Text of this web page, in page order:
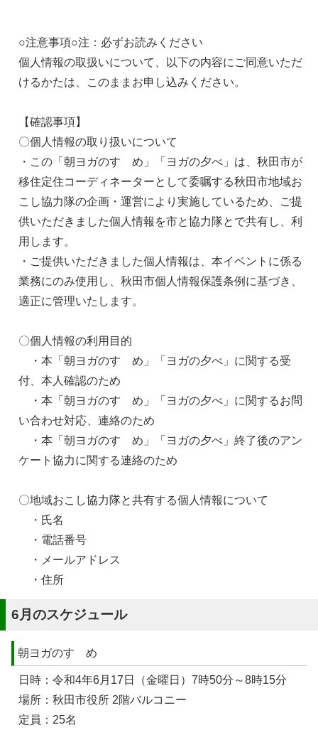
○注意事項○注：必ずお読みください
個人情報の取扱いについて、以下の内容にご同意いただ
けるかたは、このままお申し込みください。
【確認事項】
〇個人情報の取り扱いについて
・この「朝ヨガのすゝめ」「ヨガの夕べ」は、秋田市が
移住定住コーディネーターとして委嘱する秋田市地域お
こし協力隊の企画・運営により実施しているため、ご提
供いただきました個人情報を市と協力隊とで共有し、利
用します。
・ご提供いただきました個人情報は、本イベントに係る
業務にのみ使用し、秋田市個人情報保護条例に基づき、
適正に管理いたします。
〇個人情報の利用目的
・本「朝ヨガのすゝめ」「ヨガの夕べ」に関する受
付、本人確認のため
・本「朝ヨガのすゝめ」「ヨガの夕べ」に関するお問
い合わせ対応、連絡のため
・本「朝ヨガのすゝめ」「ヨガの夕べ」終了後のアン
ケート協力に関する連絡のため
〇地域おこし協力隊と共有する個人情報について
・氏名
・電話番号
・メールアドレス
・住所
6月のスケジュール
朝ヨガのすゝめ
日時：令和4年6月17日（金曜日）7時50分～8時15分
場所：秋田市役所 2階バルコニー
定員：25名